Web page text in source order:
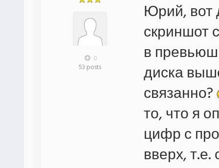
0
53 posts
Юрий, вот
скриншот
в
диска
связанно?
то, что я
цифр с
вверх, т.е.